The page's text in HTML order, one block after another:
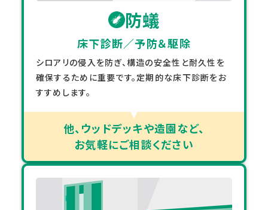
防蟻
床下診断／予防＆駆除
シロアリの侵入を防ぎ、構造の安全性と耐久性を
確保するために重要です。定期的な床下診断をお
すすめします。
他、ウッドデッキや造園など、
お気軽にご相談ください